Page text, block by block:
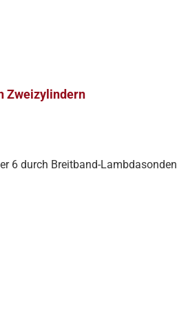
Zweizylindern
V oder 6 durch Breitband-Lambdasonden